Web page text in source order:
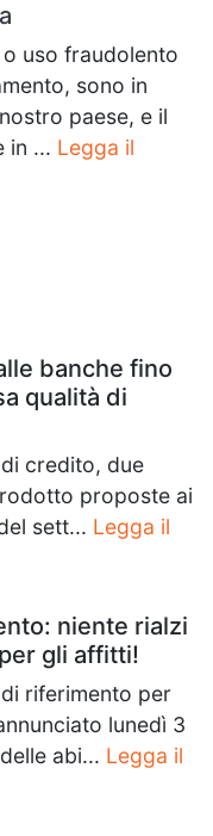
uso fraudolento
sono in
paese, e il
in ... Legga il
banche fino
qualità di
credito, due
proposte ai
sett... Legga il
niente rialzi
gli affitti!
riferimento per
lunedì 3
abi... Legga il